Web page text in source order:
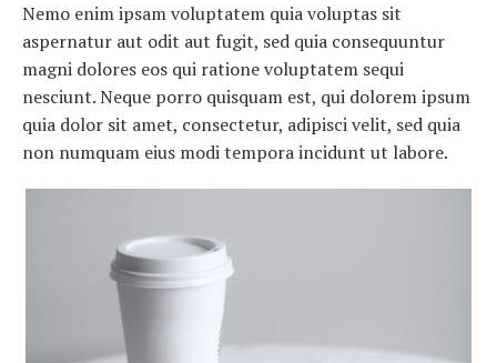
Nemo enim ipsam voluptatem quia voluptas sit
aspernatur aut odit aut fugit, sed quia consequuntur
magni dolores eos qui ratione voluptatem sequi
nesciunt. Neque porro quisquam est, qui dolorem ipsum
quia dolor sit amet, consectetur, adipisci velit, sed quia
non numquam eius modi tempora incidunt ut labore.